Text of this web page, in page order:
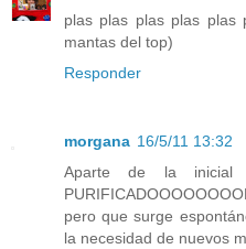
plas plas plas plas plas
mantas del top)
Responder
morgana 16/5/11 13:32
Aparte de la inicial
pero que surge
la necesidad de nuevos